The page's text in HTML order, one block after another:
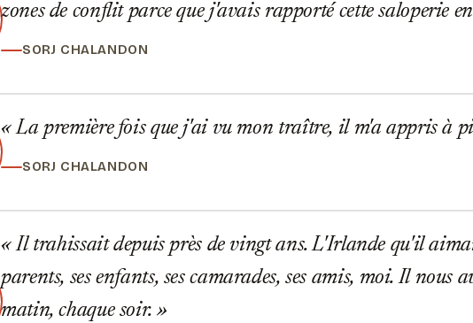
zones de conflit parce que j'avais rapporté cette saloperie
SORJ CHALANDON
La première fois que j'ai vu mon traître, il m'a appris à
SORJ CHALANDON
Il trahissait depuis près de vingt ans. L'Irlande qu'il
parents, ses enfants, ses camarades, ses amis, moi. Il nous
matin, chaque soir.